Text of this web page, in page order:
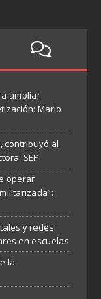
ampliar
Mario
contribuyó al
SEP
operar
y redes
en escuelas
la